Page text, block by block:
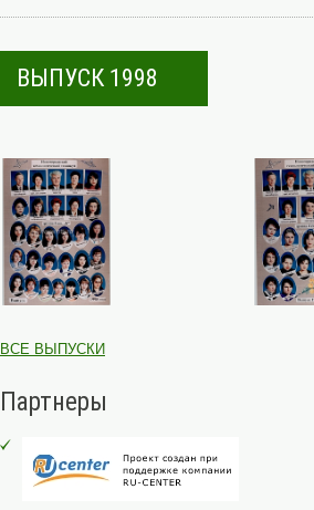
ВЫПУСК 1998
ВСЕ ВЫПУСКИ
Партнеры